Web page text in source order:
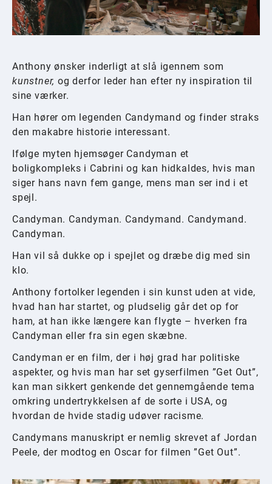
Anthony ønsker inderligt at slå igennem som
kunstner, og derfor leder han efter ny inspiration til
sine værker.
Han hører om legenden Candymand og finder straks
den makabre historie interessant.
Ifølge myten hjemsøger Candyman et
boligkompleks i Cabrini og kan hidkaldes, hvis man
siger hans navn fem gange, mens man ser ind i et
spejl.
Candyman. Candyman. Candymand. Candymand.
Candyman.
Han vil så dukke op i spejlet og dræbe dig med sin
klo.
Anthony fortolker legenden i sin kunst uden at vide,
hvad han har startet, og pludselig går det op for
ham, at han ikke længere kan flygte – hverken fra
Candyman eller fra sin egen skæbne.
Candyman er en film, der i høj grad har politiske
aspekter, og hvis man har set gyserfilmen ”Get Out”,
kan man sikkert genkende det gennemgående tema
omkring undertrykkelsen af de sorte i USA, og
hvordan de hvide stadig udøver racisme.
Candymans manuskript er nemlig skrevet af Jordan
Peele, der modtog en Oscar for filmen ”Get Out”.